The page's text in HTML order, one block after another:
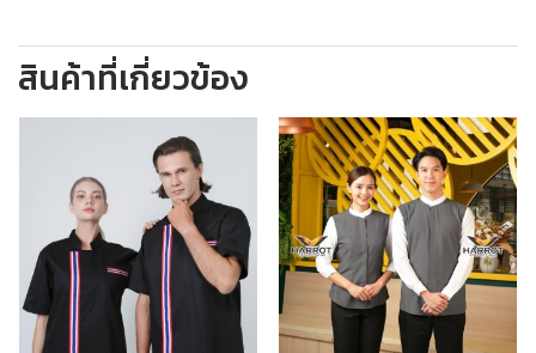
สินค้าที่เกี่ยวข้อง